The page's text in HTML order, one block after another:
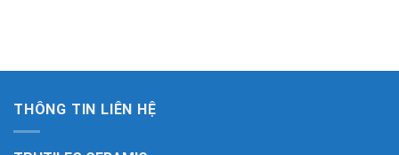
THÔNG TIN LIÊN HỆ